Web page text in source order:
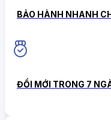
BẢO HÀNH NHANH
ĐỔI MỚI TRONG 7